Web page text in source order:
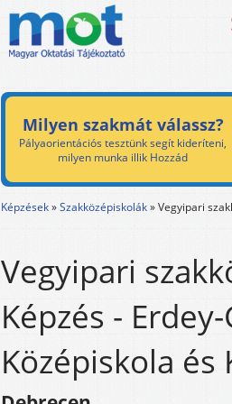
Milyen szakmát válassz?
Pályaorientációs tesztünk segít kideríteni,
milyen munka illik Hozzád
Képzések»Szakközépiskolák»Vegyipari
Vegyipari
Képzés -
Középiskola és